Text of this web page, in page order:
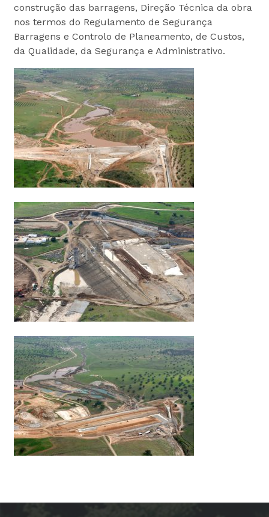
construção das barragens, Direção Técnica da obra
nos termos do Regulamento de Segurança
Barragens e Controlo de Planeamento, de Custos,
da Qualidade, da Segurança e Administrativo.